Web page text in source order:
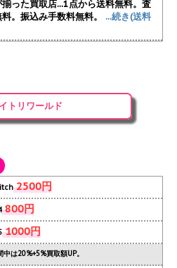
った買取店...1点から送料無料。査
。振込み手数料無料。
...続き(送料
トリワールド
2500円
800円
1000円
中は20%+5%買取額UP。